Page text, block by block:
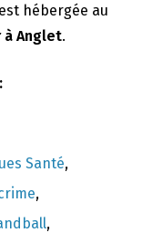
hébergée au
Anglet.
Santé,
,
,